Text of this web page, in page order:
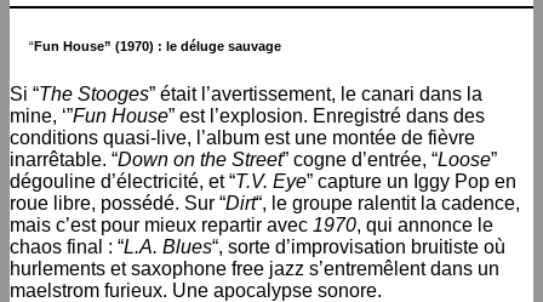
“Fun House” (1970) : le déluge sauvage
Si “The Stooges” était l’avertissement, le canari dans la
mine, ‘”Fun House” est l’explosion. Enregistré dans des
conditions quasi-live, l’album est une montée de fièvre
inarrêtable. “Down on the Street” cogne d’entrée, “Loose”
dégouline d’électricité, et “T.V. Eye” capture un Iggy Pop en
roue libre, possédé. Sur “Dirt“, le groupe ralentit la cadence,
mais c’est pour mieux repartir avec 1970, qui annonce le
chaos final : “L.A. Blues“, sorte d’improvisation bruitiste où
hurlements et saxophone free jazz s’entremêlent dans un
maelstrom furieux. Une apocalypse sonore.